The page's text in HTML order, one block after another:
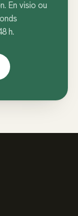
En visio ou
h.